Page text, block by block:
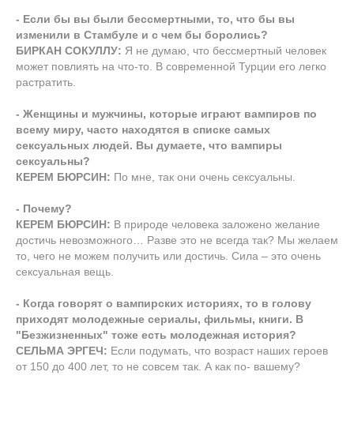
- Если бы вы были бессмертными, то, что бы вы
изменили в Стамбуле и с чем бы боролись?
БИРКАН СОКУЛЛУ: Я не думаю, что бессмертный человек
может повлиять на что-то. В современной Турции его легко
растратить.
- Женщины и мужчины, которые играют вампиров по
всему миру, часто находятся в списке самых
сексуальных людей. Вы думаете, что вампиры
сексуальны?
КЕРЕМ БЮРСИН: По мне, так они очень сексуальны.
- Почему?
КЕРЕМ БЮРСИН: В природе человека заложено желание
достичь невозможного… Разве это не всегда так? Мы желаем
то, чего не можем получить или достичь. Сила – это очень
сексуальная вещь.
- Когда говорят о вампирских историях, то в голову
приходят молодежные сериалы, фильмы, книги. В
"Безжизненных" тоже есть молодежная история?
СЕЛЬМА ЭРГЕЧ: Если подумать, что возраст наших героев
от 150 до 400 лет, то не совсем так. А как по- вашему?